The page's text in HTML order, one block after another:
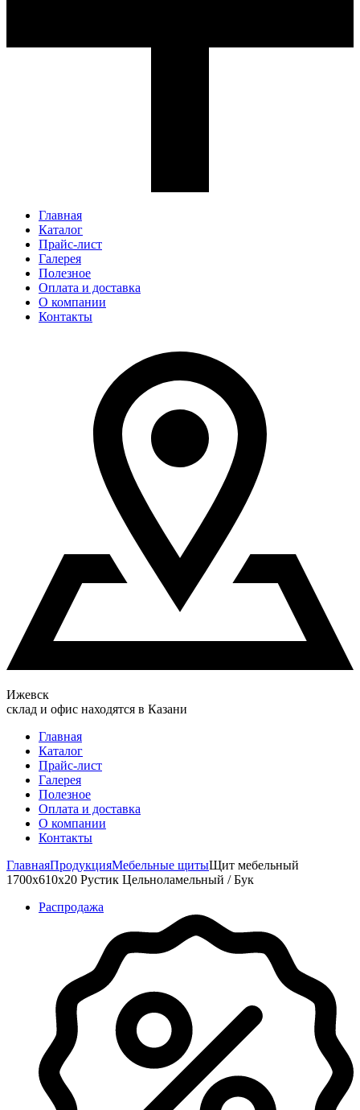
Главная
Каталог
Прайс-лист
Галерея
Полезное
Оплата и доставка
О компании
Контакты
Ижевск
склад и офис находятся в Казани
Главная
Каталог
Прайс-лист
Галерея
Полезное
Оплата и доставка
О компании
Контакты
ГлавнаяПродукцияМебельные щитыЩит мебельный
1700х610х20 Рустик Цельноламельный / Бук
Распродажа